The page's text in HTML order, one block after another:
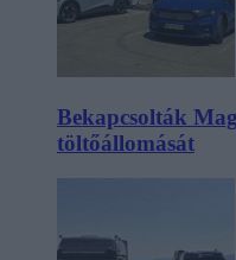
Bekapcsolták
töltőállomását